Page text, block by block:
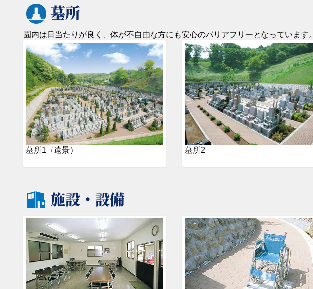
墓所
園内は日当たりが良く、体が不自由な方にも安心のバリアフリーとなっています。
墓所1（遠景） 墓所2
施設・設備